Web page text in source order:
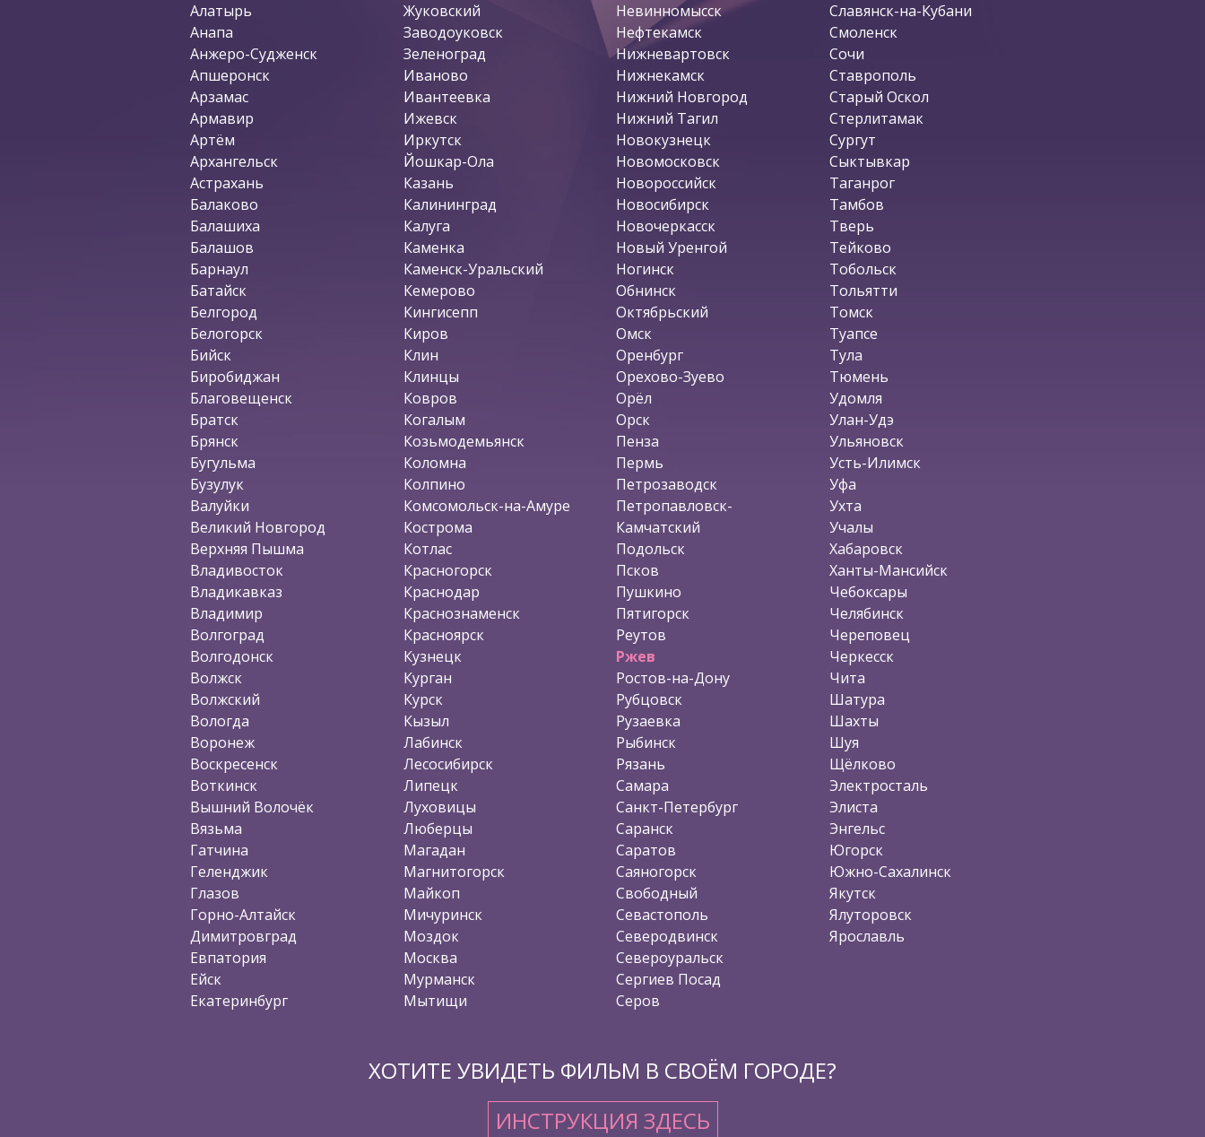
Алатырь
Анапа
Анжеро-Судженск
Апшеронск
Арзамас
Армавир
Артём
Архангельск
Астрахань
Балаково
Балашиха
Балашов
Барнаул
Батайск
Белгород
Белогорск
Бийск
Биробиджан
Благовещенск
Братск
Брянск
Бугульма
Бузулук
Валуйки
Великий Новгород
Верхняя Пышма
Владивосток
Владикавказ
Владимир
Волгоград
Волгодонск
Волжск
Волжский
Вологда
Воронеж
Воскресенск
Воткинск
Вышний Волочёк
Вязьма
Гатчина
Геленджик
Глазов
Горно-Алтайск
Димитровград
Евпатория
Ейск
Екатеринбург
Жуковский
Заводоуковск
Зеленоград
Иваново
Ивантеевка
Ижевск
Иркутск
Йошкар-Ола
Казань
Калининград
Калуга
Каменка
Каменск-Уральский
Кемерово
Кингисепп
Киров
Клин
Клинцы
Ковров
Когалым
Козьмодемьянск
Коломна
Колпино
Комсомольск-на-Амуре
Кострома
Котлас
Красногорск
Краснодар
Краснознаменск
Красноярск
Кузнецк
Курган
Курск
Кызыл
Лабинск
Лесосибирск
Липецк
Луховицы
Люберцы
Магадан
Магнитогорск
Майкоп
Мичуринск
Моздок
Москва
Мурманск
Мытищи
Невинномысск
Нефтекамск
Нижневартовск
Нижнекамск
Нижний Новгород
Нижний Тагил
Новокузнецк
Новомосковск
Новороссийск
Новосибирск
Новочеркасск
Новый Уренгой
Ногинск
Обнинск
Октябрьский
Омск
Оренбург
Орехово-Зуево
Орёл
Орск
Пенза
Пермь
Петрозаводск
Петропавловск-
Камчатский
Подольск
Псков
Пушкино
Пятигорск
Реутов
Ржев
Ростов-на-Дону
Рубцовск
Рузаевка
Рыбинск
Рязань
Самара
Санкт-Петербург
Саранск
Саратов
Саяногорск
Свободный
Севастополь
Северодвинск
Североуральск
Сергиев Посад
Серов
Славянск-на-Кубани
Смоленск
Сочи
Ставрополь
Старый Оскол
Стерлитамак
Сургут
Сыктывкар
Таганрог
Тамбов
Тверь
Тейково
Тобольск
Тольятти
Томск
Туапсе
Тула
Тюмень
Удомля
Улан-Удэ
Ульяновск
Усть-Илимск
Уфа
Ухта
Учалы
Хабаровск
Ханты-Мансийск
Чебоксары
Челябинск
Череповец
Черкесск
Чита
Шатура
Шахты
Шуя
Щёлково
Электросталь
Элиста
Энгельс
Югорск
Южно-Сахалинск
Якутск
Ялуторовск
Ярославль
ХОТИТЕ УВИДЕТЬ ФИЛЬМ В СВОЁМ ГОРОДЕ?
ИНСТРУКЦИЯ ЗДЕСЬ